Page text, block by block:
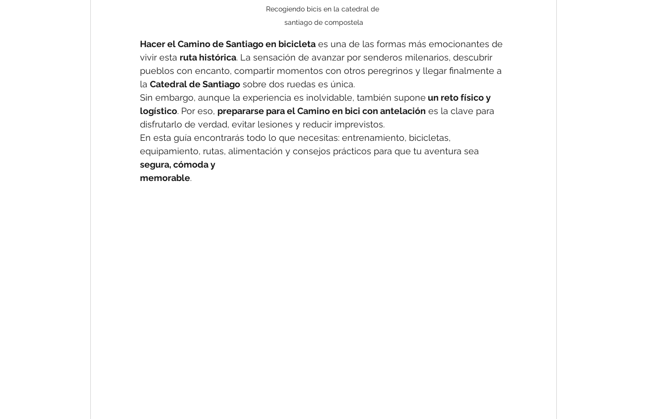
Recogiendo bicis en la catedral de
santiago de compostela
Hacer el Camino de Santiago en bicicleta es una de las formas más emocionantes de
vivir esta ruta histórica. La sensación de avanzar por senderos milenarios, descubrir
pueblos con encanto, compartir momentos con otros peregrinos y llegar finalmente a
la Catedral de Santiago sobre dos ruedas es única.
Sin embargo, aunque la experiencia es inolvidable, también supone un reto físico y
logístico. Por eso, prepararse para el Camino en bici con antelación es la clave para
disfrutarlo de verdad, evitar lesiones y reducir imprevistos.
En esta guía encontrarás todo lo que necesitas: entrenamiento, bicicletas,
equipamiento, rutas, alimentación y consejos prácticos para que tu aventura sea
segura, cómoda y
memorable.